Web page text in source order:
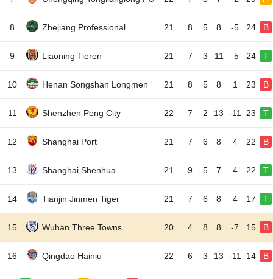
8 Zhejiang Professional 21 8 5 8 -5 24 B
9 Liaoning Tieren 21 7 3 11 -5 24 T
10 Henan Songshan Longmen 21 8 5 8 1 23 B
11 Shenzhen Peng City 22 7 2 13 -11 23 T
12 Shanghai Port 21 7 6 8 4 22 B
13 Shanghai Shenhua 21 9 5 7 4 22 T
14 Tianjin Jinmen Tiger 21 7 6 8 4 17 T
15 Wuhan Three Towns 20 4 8 8 -7 15 B
16 Qingdao Hainiu 22 6 3 13 -11 14 B